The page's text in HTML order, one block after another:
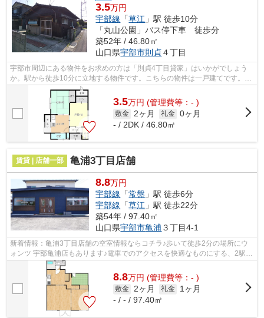
3.5万円
宇部線 「草江 」駅 徒歩10分
「丸山公園」バス停下車 徒歩分
築52年 / 46.80㎡
山口県宇部市則貞４丁目
宇部市周辺にある物件をお求めの方は「則貞4丁目貸家」はいかがでしょう
か。駅から徒歩10分に立地する物件です。こちらの物件は一戸建てです。種
類も物件数も豊富で、且つ頼もしいスタ...
3.5万円 (管理費等：- )
敷金 2ヶ月 礼金 0ヶ月
- / 2DK / 46.80㎡
賃貸 | 店舗一部 亀浦3丁目店舗
8.8万円
宇部線 「常盤 」駅 徒歩6分
宇部線 「草江 」駅 徒歩22分
築54年 / 97.40㎡
山口県宇部市亀浦 ３丁目4-1
新着情報：亀浦3丁目店舗の空室情報ならコチラ♪歩いて徒歩2分の場所にウ
ォンツ 宇部亀浦店もあります♪電車でのアクセスを快適なものにする、2駅利
用可能な物件です(^_^)
8.8万円 (管理費等：- )
敷金 2ヶ月 礼金
1ヶ月
- / - / 97.40㎡